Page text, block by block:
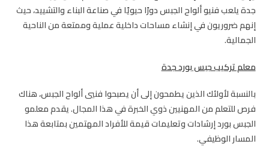
جدةيلعب فنيو ألواح الجبس دورًا حيويًا في صناعة البناء والتشييد، حيث
إنهم ضروريون في إنشاء مساحات داخلية عملية وممتعة من الناحية
الجمالية.
معلم تركيب جبس بورد جدة
بالنسبة لأولئك الذين يطمحون إلى أن يصبحوا فنيي ألواح الجبس، هناك
فرص للتعلم من المهنيين ذوي الخبرة في هذا المجال. يقدم معلمو
الجبس بورد إرشادات وتعليمات قيمة للأفراد المهتمين بمتابعة هذا
المسار الوظيفي.